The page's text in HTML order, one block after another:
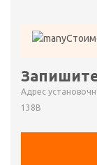
Адрес
138В